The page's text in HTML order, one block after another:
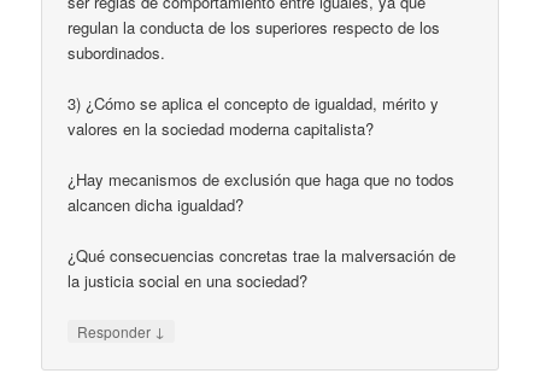
regulan la conducta de los superiores respecto de los
subordinados.
3) ¿Cómo se aplica el concepto de igualdad, mérito y
valores en la sociedad moderna capitalista?
¿Hay mecanismos de exclusión que haga que no todos
alcancen dicha igualdad?
¿Qué consecuencias concretas trae la malversación de
la justicia social en una sociedad?
Responder ↓